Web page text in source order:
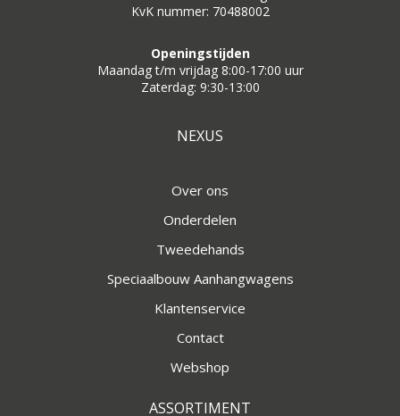
KvK nummer: 70488002
Openingstijden
Maandag t/m vrijdag 8:00-17:00 uur
Zaterdag: 9:30-13:00
NEXUS
Over ons
Onderdelen
Tweedehands
Speciaalbouw Aanhangwagens
Klantenservice
Contact
Webshop
ASSORTIMENT